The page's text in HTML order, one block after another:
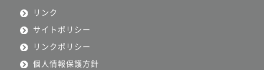
リンク
サイトポリシー
リンクポリシー
個人情報保護方針